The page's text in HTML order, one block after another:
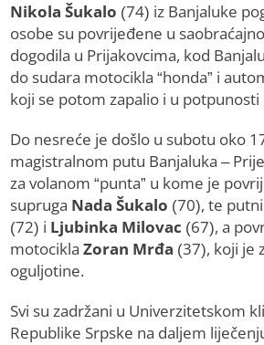
Nikola Šukalo (74) iz Banjaluke
osobe su povrijeđene u
dogodila u Prijakovcima, kod
do sudara motocikla “honda” i
koji se potom zapalio i u potpunosti
Do nesreće je došlo u subotu oko
magistralnom putu Banjaluka –
za volanom “punta” u kome je
supruga Nada Šukalo (70), te
(72) i Ljubinka Milovac (67), a
motociklaZoran Mrđa (37), koji je
oguljotine.
Svi su zadržani u Univerzitetskom
Republike Srpske na daljem